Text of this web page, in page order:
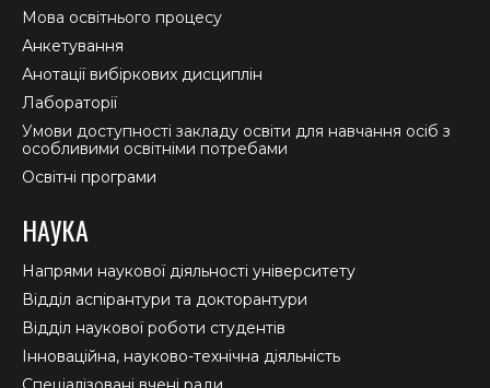
Мова освітнього процесу
Анкетування
Анотації вибіркових дисциплін
Лабораторії
Умови доступності закладу освіти для навчання осіб з
особливими освітніми потребами
Освітні програми
НАУКА
Напрями наукової діяльності університету
Відділ аспірантури та докторантури
Відділ наукової роботи студентів
Інноваційна, науково-технічна діяльність